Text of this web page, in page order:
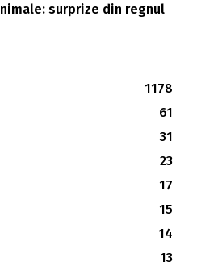
surprize din regnul
1178
61
31
23
17
15
14
13